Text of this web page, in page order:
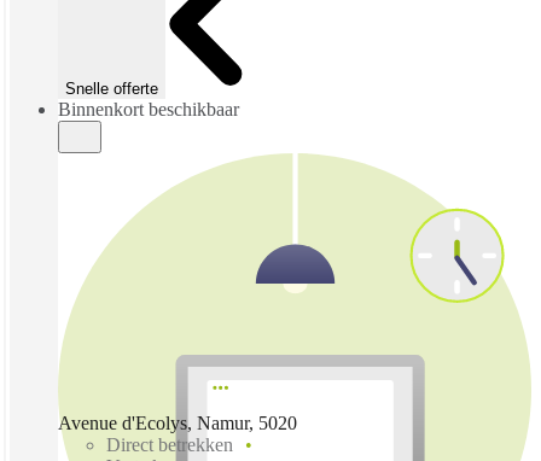
Snelle offerte
Binnenkort beschikbaar
Avenue d'Ecolys, Namur, 5020
Direct betrekken